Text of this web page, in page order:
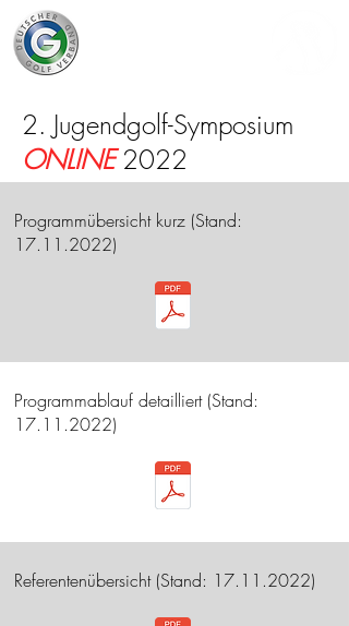
2. Jugendgolf-Symposium
ONLINE2022
Programmübersicht kurz (Stand:
17.11.2022)
Programmablauf detailliert (Stand:
17.11.2022)
Referentenübersicht (Stand: 17.11.2022)